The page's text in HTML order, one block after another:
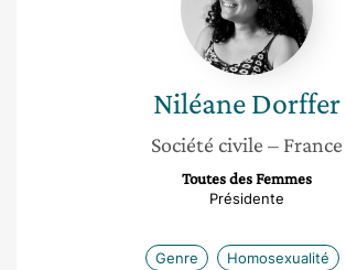
NiléaneDorffer
Société civile – France
Toutes des Femmes
Présidente
Genre Homosexualité